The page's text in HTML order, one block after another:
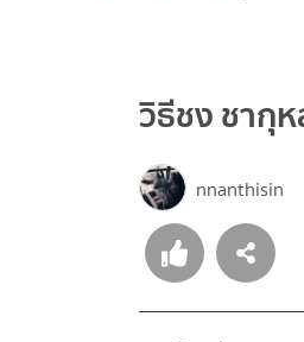
วิธีชง ชากุ
nnanthisin